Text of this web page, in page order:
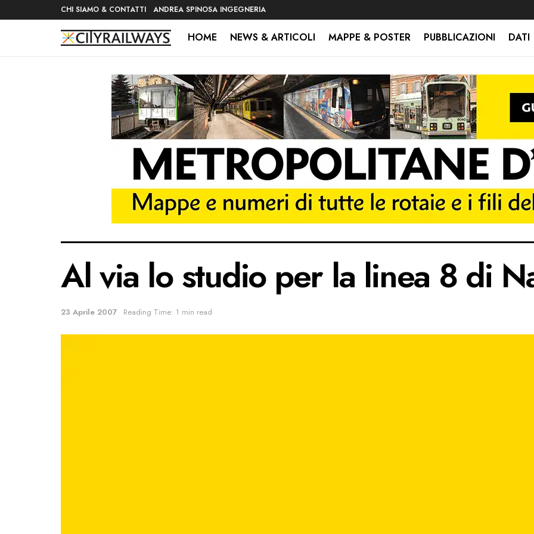
CHI SIAMO & CONTATTI ANDREA SPINOSA INGEGNERIA
HOME NEWS & ARTICOLI MAPPE & POSTER PUBBLICAZIONI DATI
Al via lo studio per la linea 8 di
23 Aprile 2007 Reading Time: 1 min read